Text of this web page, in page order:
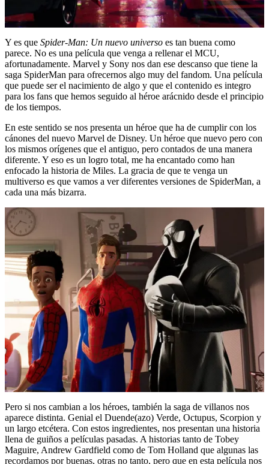
Y es que Spider-Man: Un nuevo universo es tan buena como
parece. No es una película que venga a rellenar el MCU,
afortunadamente. Marvel y Sony nos dan ese descanso que tiene la
saga SpiderMan para ofrecernos algo muy del fandom. Una película
que puede ser el nacimiento de algo y que el contenido es integro
para los fans que hemos seguido al héroe arácnido desde el principio
de los tiempos.
En este sentido se nos presenta un héroe que ha de cumplir con los
cánones del nuevo Marvel de Disney. Un héroe que nuevo pero con
los mismos orígenes que el antiguo, pero contados de una manera
diferente. Y eso es un logro total, me ha encantado como han
enfocado la historia de Miles. La gracia de que te venga un
multiverso es que vamos a ver diferentes versiones de SpiderMan, a
cada una más bizarra.
Pero si nos cambian a los héroes, también la saga de villanos nos
aparece distinta. Genial el Duende(azo) Verde, Octupus, Scorpion y
un largo etcétera. Con estos ingredientes, nos presentan una historia
llena de guiños a películas pasadas. A historias tanto de Tobey
Maguire, Andrew Gardfield como de Tom Holland que algunas las
recordamos por buenas, otras no tanto, pero que en esta película nos